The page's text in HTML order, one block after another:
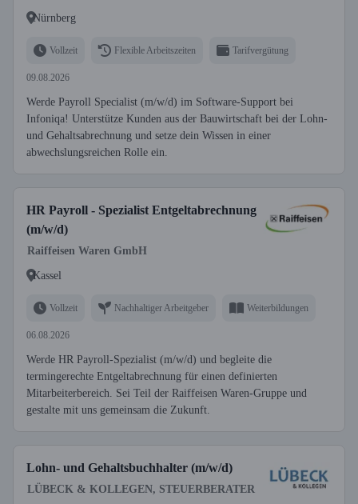
Nürnberg
Vollzeit Flexible Arbeitszeiten Tarifvergütung
09.08.2026
Werde Payroll Specialist (m/w/d) im Software-Support bei
Infoniqa! Unterstütze Kunden aus der Bauwirtschaft bei der Lohn-
und Gehaltsabrechnung und setze dein Wissen in einer
abwechslungsreichen Rolle ein.
HR Payroll - Spezialist Entgeltabrechnung
(m/w/d)
Raiffeisen Waren GmbH
Kassel
Vollzeit Nachhaltiger Arbeitgeber Weiterbildungen
06.08.2026
Werde HR Payroll-Spezialist (m/w/d) und begleite die
termingerechte Entgeltabrechnung für einen definierten
Mitarbeiterbereich. Sei Teil der Raiffeisen Waren-Gruppe und
gestalte mit uns gemeinsam die Zukunft.
Lohn- und Gehaltsbuchhalter (m/w/d)
LÜBECK & KOLLEGEN, STEUERBERATER